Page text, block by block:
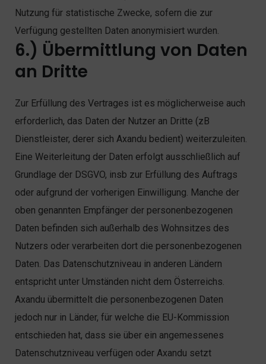
Nutzung für statistische Zwecke, sofern die zur
Verfügung gestellten Daten anonymisiert wurden.
6.) Übermittlung von Daten
an Dritte
Zur Erfüllung des Vertrages ist es möglicherweise auch
erforderlich, das Daten der Nutzer an Dritte (zB
Dienstleister, derer sich Axandu bedient) weiterzuleiten.
Eine Weiterleitung der Daten erfolgt ausschließlich auf
Grundlage der DSGVO, insb zur Erfüllung des Auftrags
oder aufgrund der vorherigen Einwilligung. Manche der
oben genannten Empfänger der personenbezogenen
Daten befinden sich außerhalb des Wohnsitzes des
Nutzers oder verarbeiten dort die personenbezogenen
Daten. Das Datenschutzniveau in anderen Ländern
entspricht unter Umständen nicht dem Österreichs.
Axandu übermittelt die personenbezogenen Daten
jedoch nur in Länder, für welche die EU-Kommission
entschieden hat, dass sie über ein angemessenes
Datenschutzniveau verfügen oder Axandu setzt